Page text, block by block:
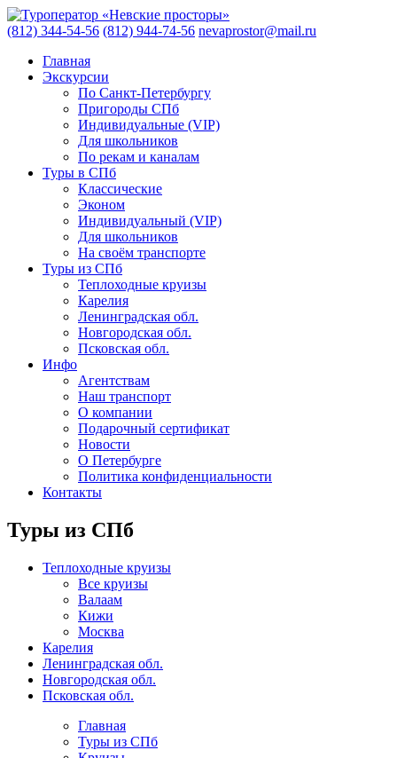
(812) 344-54-56 (812) 944-74-56 nevaprostor@mail.ru
Главная
Экскурсии
По Санкт-Петербургу
Пригороды СПб
Индивидуальные (VIP)
Для школьников
По рекам и каналам
Туры в СПб
Классические
Эконом
Индивидуальный (VIP)
Для школьников
На своём транспорте
Туры из СПб
Теплоходные круизы
Карелия
Ленинградская обл.
Новгородская обл.
Псковская обл.
Инфо
Агентствам
Наш транспорт
О компании
Подарочный сертификат
Новости
О Петербурге
Политика конфиденциальности
Контакты
Туры из СПб
Теплоходные круизы
Все круизы
Валаам
Кижи
Москва
Карелия
Ленинградская обл.
Новгородская обл.
Псковская обл.
Главная
Туры из СПб